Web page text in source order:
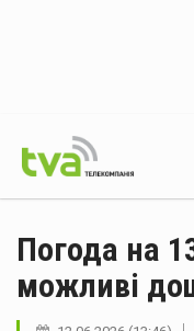
Погода на
можливі